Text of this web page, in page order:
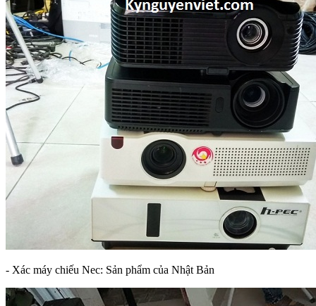
- Xác máy chiếu Nec: Sản phẩm của Nhật Bản